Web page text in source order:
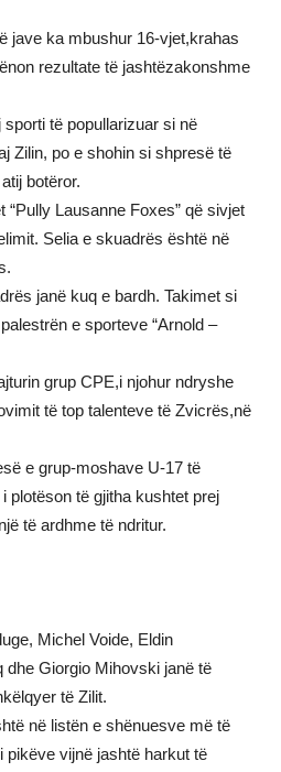
jave ka mbushur 16-vjet,krahas
rezultate të jashtëzakonshme
të popullarizuar si në
Zilin, po e shohin si shpresë të
botëror.
“Pully Lausanne Foxes” që sivjet
Selia e skuadrës është në
janë kuq e bardh. Takimet si
e sporteve “Arnold –
grup CPE,i njohur ndryshe
të top talenteve të Zvicrës,në
e grup-moshave U-17 të
plotëson të gjitha kushtet prej
të ardhme të ndritur.
Michel Voide, Eldin
Giorgio Mihovski janë të
të Zilit.
në listën e shënuesve më të
pikëve vijnë jashtë harkut të